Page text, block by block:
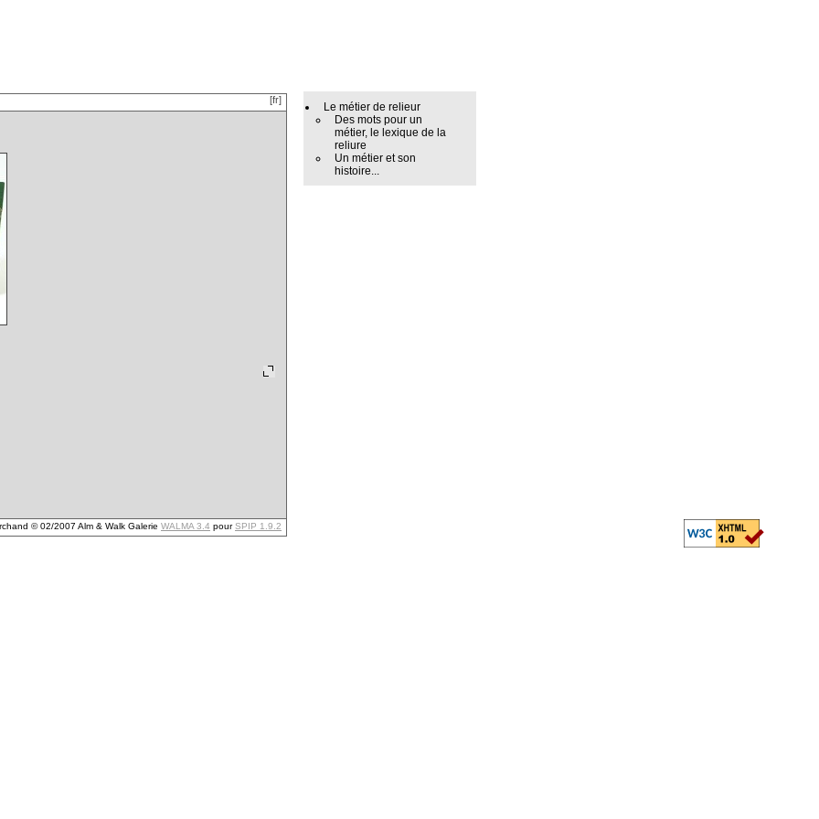
Le métier de relieur
Des mots pour un
métier, le lexique de la
reliure
Un métier et son
histoire...
[fr]
© 02/2007 Alm & Walk Galerie WALMA 3.4 pourSPIP 1.9.2